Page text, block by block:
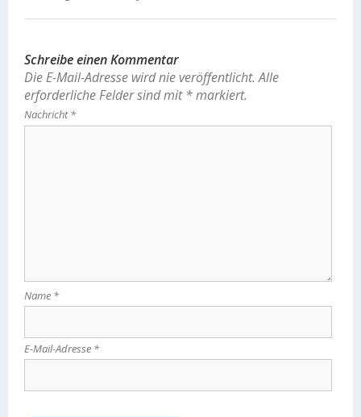
Schreibe einen Kommentar
Die E-Mail-Adresse wird nie veröffentlicht. Alle
erforderliche Felder sind mit *markiert.
Nachricht*
Name *
E-Mail-Adresse *